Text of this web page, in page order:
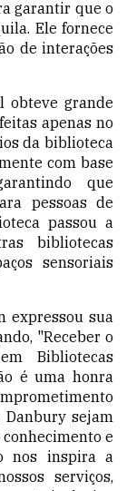
garantir que o
Ele fornece
de interações
obteve grande
apenas no
da biblioteca
com base
que
pessoas de
passou a
bibliotecas
sensoriais
expressou sua
"Receber o
Bibliotecas
é uma honra
sejam
e
nos inspira a
serviços,